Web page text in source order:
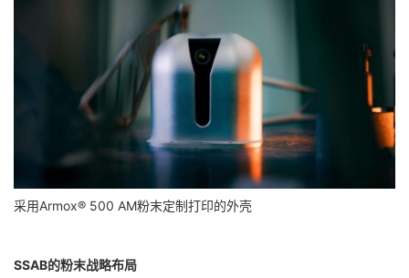
采用Armox® 500 AM粉末定制打印的外壳
SSAB的粉末战略布局